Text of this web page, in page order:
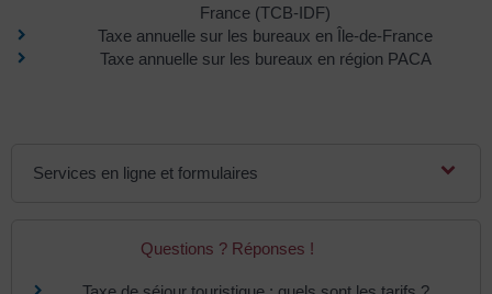
France (TCB-IDF)
Taxe annuelle sur les bureaux en Île-de-France
Taxe annuelle sur les bureaux en région PACA
Services en ligne et formulaires
Questions ? Réponses !